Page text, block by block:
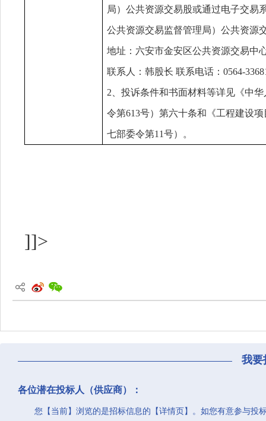
局）公共资源交易股或通过电子交易
公共资源交易监督管理局）公共资源
地址：六安市金安区公共资源交易中
联系人：韩股长 联系电话：0564-
2、投诉条件和书面材料等详见《中
令第613号）第六十条和《工程建设
七部委令第11号）。
]]>
我要
各位潜在投标人（供应商）：
您【当前】浏览的是招标信息的【详情页】。如您有意参与投